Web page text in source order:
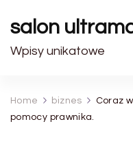
salon
Wpisy unikatowe
Home biznes
Coraz
pomocy prawnika.